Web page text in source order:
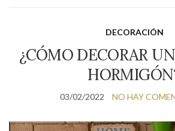
DECORACIÓN
¿CÓMO DECORAR
03/02/2022 NO HAY